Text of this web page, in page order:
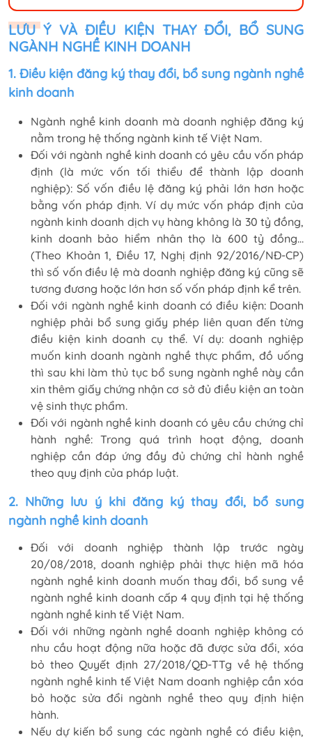
LƯU Ý VÀ ĐIỀU KIỆN THAY ĐỔI, BỔ SUNG
NGÀNH NGHỀ KINH DOANH
1. Điều kiện đăng ký thay đổi, bổ sung ngành nghề
kinh doanh
Ngành nghề kinh doanh mà doanh nghiệp đăng ký
nằm trong hệ thống ngành kinh tế Việt Nam.
Đối với ngành nghề kinh doanh có yêu cầu vốn pháp
định (là mức vốn tối thiểu để thành lập doanh
nghiệp): Số vốn điều lệ đăng ký phải lớn hơn hoặc
bằng vốn pháp định. Ví dụ mức vốn pháp định của
ngành kinh doanh dịch vụ hàng không là 30 tỷ đồng,
kinh doanh bảo hiểm nhân thọ là 600 tỷ đồng…
(Theo Khoản 1, Điều 17, Nghị định 92/2016/NĐ-CP)
thì số vốn điều lệ mà doanh nghiệp đăng ký cũng sẽ
tương đương hoặc lớn hơn số vốn pháp định kể trên.
Đối với ngành nghề kinh doanh có điều kiện: Doanh
nghiệp phải bổ sung giấy phép liên quan đến từng
điều kiện kinh doanh cụ thể. Ví dụ: doanh nghiệp
muốn kinh doanh ngành nghề thực phẩm, đồ uống
thì sau khi làm thủ tục bổ sung ngành nghề này cần
xin thêm giấy chứng nhận cơ sở đủ điều kiện an toàn
vệ sinh thực phẩm.
Đối với ngành nghề kinh doanh có yêu cầu chứng chỉ
hành nghề: Trong quá trình hoạt động, doanh
nghiệp cần đáp ứng đầy đủ chứng chỉ hành nghề
theo quy định của pháp luật.
2. Những lưu ý khi đăng ký thay đổi, bổ sung
ngành nghề kinh doanh
Đối với doanh nghiệp thành lập trước ngày
20/08/2018, doanh nghiệp phải thực hiện mã hóa
ngành nghề kinh doanh muốn thay đổi, bổ sung về
ngành nghề kinh doanh cấp 4 quy định tại hệ thống
ngành nghề kinh tế Việt Nam.
Đối với những ngành nghề doanh nghiệp không có
nhu cầu hoạt động nữa hoặc đã được sửa đổi, xóa
bỏ theo Quyết định 27/2018/QĐ-TTg về hệ thống
ngành nghề kinh tế Việt Nam doanh nghiệp cần xóa
bỏ hoặc sửa đổi ngành nghề theo quy định hiện
hành.
Nếu dự kiến bổ sung các ngành nghề có điều kiện,